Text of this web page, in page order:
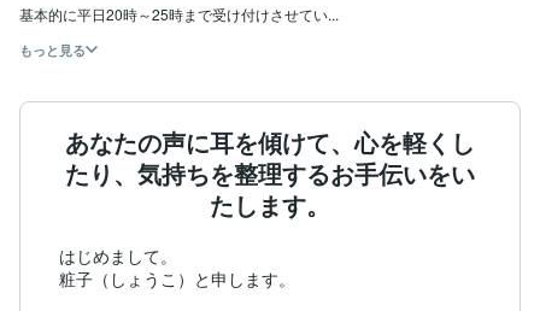
基本的に平日20時～25時まで受け付けさせてい...
もっと見る
あなたの声に耳を傾けて、心を軽くし
たり、気持ちを整理するお手伝いをい
たします。
はじめまして。
粧子（しょうこ）と申します。